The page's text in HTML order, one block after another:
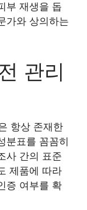
부 재생을 돕
가와 상의하는
관리
항상 존재한
분표를 꼼꼼히
사 간의 표준
제품에 따라
증 여부를 확